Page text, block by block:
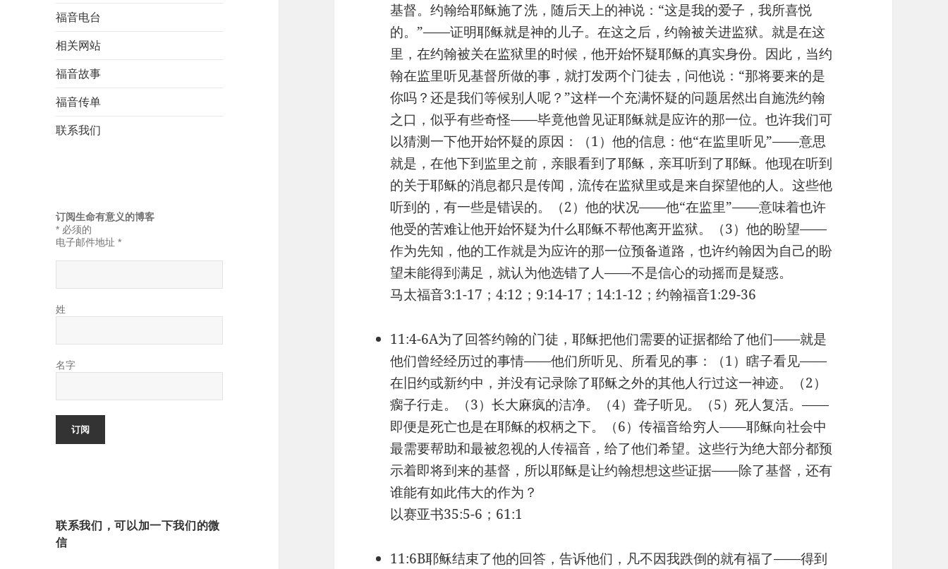
福音电台
相关网站
福音故事
福音传单
联系我们
订阅生命有意义的博客
* 必须的
电子邮件地址*
姓
名字
联系我们，可以加一下我们的微
信
基督。约翰给耶稣施了洗，随后天上的神说：“这是我的爱子，我所喜悦
的。”——证明耶稣就是神的儿子。在这之后，约翰被关进监狱。就是在这
里，在约翰被关在监狱里的时候，他开始怀疑耶稣的真实身份。因此，当约
翰在监里听见基督所做的事，就打发两个门徒去，问他说：“那将要来的是
你吗？还是我们等候别人呢？”这样一个充满怀疑的问题居然出自施洗约翰
之口，似乎有些奇怪——毕竟他曾见证耶稣就是应许的那一位。也许我们可
以猜测一下他开始怀疑的原因：（1）他的信息：他“在监里听见”——意思
就是，在他下到监里之前，亲眼看到了耶稣，亲耳听到了耶稣。他现在听到
的关于耶稣的消息都只是传闻，流传在监狱里或是来自探望他的人。这些他
听到的，有一些是错误的。（2）他的状况——他“在监里”——意味着也许
他受的苦难让他开始怀疑为什么耶稣不帮他离开监狱。（3）他的盼望——
作为先知，他的工作就是为应许的那一位预备道路，也许约翰因为自己的盼
望未能得到满足，就认为他选错了人——不是信心的动摇而是疑惑。
马太福音3:1-17；4:12；9:14-17；14:1-12；约翰福音1:29-36
11:4-6A为了回答约翰的门徒，耶稣把他们需要的证据都给了他们——就是
他们曾经经历过的事情——他们所听见、所看见的事：（1）瞎子看见——
在旧约或新约中，并没有记录除了耶稣之外的其他人行过这一神迹。（2）
瘸子行走。（3）长大麻疯的洁净。（4）聋子听见。（5）死人复活。——
即便是死亡也是在耶稣的权柄之下。（6）传福音给穷人——耶稣向社会中
最需要帮助和最被忽视的人传福音，给了他们希望。这些行为绝大部分都预
示着即将到来的基督，所以耶稣是让约翰想想这些证据——除了基督，还有
谁能有如此伟大的作为？
以赛亚书35:5-6；61:1
11:6B耶稣结束了他的回答，告诉他们，凡不因我跌倒的就有福了——得到